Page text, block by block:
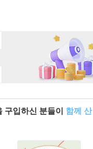
구입하신 분들이 함께 산